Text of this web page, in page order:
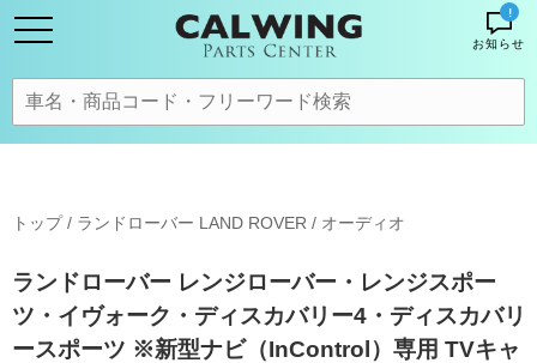
!
お知らせ
トップ/ ランドローバー LAND ROVER / オーディオ
ランドローバー レンジローバー・レンジスポー
ツ・イヴォーク・ディスカバリー4・ディスカバリ
ースポーツ ※新型ナビ（InControl）専用 TVキャ